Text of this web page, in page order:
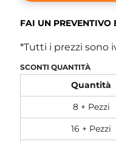
FAI UN PREVENTIVO
*Tutti i prezzi sono
SCONTI QUANTITÀ
Quantità
8 + Pezzi
16 + Pezzi